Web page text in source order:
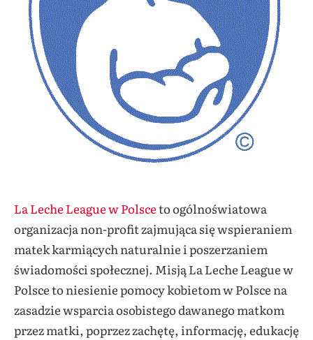
La Leche League w Polsceto ogólnoświatowa
organizacja non-profit zajmująca się wspieraniem
matek karmiących naturalnie i poszerzaniem
świadomości społecznej. Misją La Leche League w
Polsce to niesienie pomocy kobietom w Polsce na
zasadzie wsparcia osobistego dawanego matkom
przez matki, poprzez zachętę, informację, edukację